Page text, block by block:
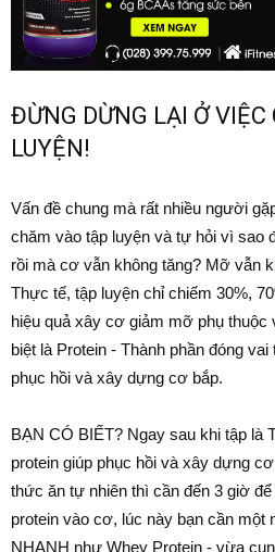
ĐỪNG DỪNG LẠI Ở
LUYỆN!
Vấn đề chung mà rất nhiều người
chăm vào tập luyện và tự hỏi vì sao
rồi mà cơ vẫn không tăng? Mỡ vẫn
Thực tế, tập luyện chỉ chiếm 30%,
hiệu quả xây cơ giảm mỡ phụ
biệt là Protein - Thành phần đóng
phục hồi và xây dựng cơ bắp.
BẠN CÓ BIẾT? Ngay sau khi tập là
protein giúp phục hồi và xây dựng
thức ăn tự nhiên thì cần đến 3 giờ
protein vào cơ, lúc này bạn cần một
NHANH như Whey Protein - vừa